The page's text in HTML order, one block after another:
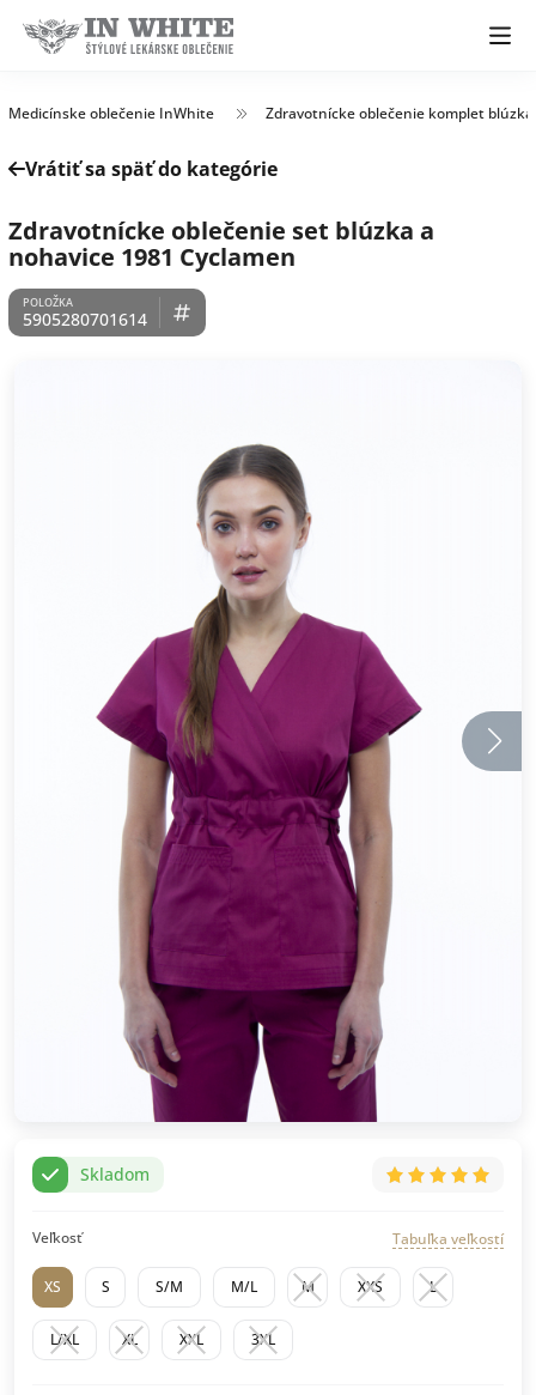
Medicínske oblečenie InWhite Zdravotnícke oblečenie komplet
Vrátiť sa späť do kategórie
Zdravotnícke oblečenie set blúzka a
nohavice 1981 Cyclamen
5905280701614
Skladom
Veľkosť Tabuľka veľkostí
XS S S/M M/L M XXS L
L/XL XL XXL 3XL